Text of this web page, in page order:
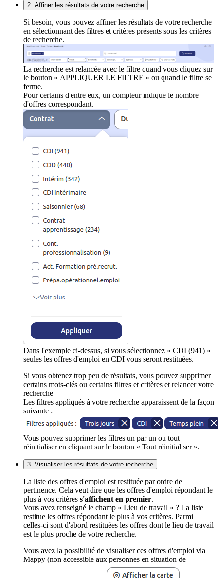
2. Affiner les résultats de votre recherche
Si besoin, vous pouvez affiner les résultats de votre recherche
en sélectionnant des filtres et critères présents sous les critères
de recherche.
La recherche est relancée avec le filtre quand vous cliquez sur
le bouton « APPLIQUER LE FILTRE » ou quand le filtre se
ferme.
Pour certains d'entre eux, un compteur indique le nombre
d'offres correspondant.
Dans l'exemple ci-dessus, si vous sélectionnez « CDI (941) »
seules les offres d'emploi en CDI vous seront restituées.
Si vous obtenez trop peu de résultats, vous pouvez supprimer
certains mots-clés ou certains filtres et critères et relancer votre
recherche.
Les filtres appliqués à votre recherche apparaissent de la façon
suivante :
Vous pouvez supprimer les filtres un par un ou tout
réinitialiser en cliquant sur le bouton « Tout réinitialiser ».
3. Visualiser les résultats de votre recherche
La liste des offres d'emploi est restituée par ordre de
pertinence. Cela veut dire que les offres d'emploi répondant le
plus à vos critères s'affichent en premier.
Vous avez renseigné le champ « Lieu de travail » ? La liste
restitue les offres répondant le plus à vos critères. Parmi
celles-ci sont d'abord restituées les offres dont le lieu de travail
est le plus proche de votre recherche.
Vous avez la possibilité de visualiser ces offres d'emploi via
Mappy (non accessible aux personnes en situation de